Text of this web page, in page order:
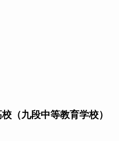
（九段中等教育学校）